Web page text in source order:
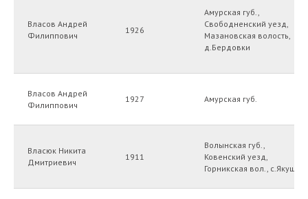
Власов Андрей
Филиппович
1926
Амурская губ.,
Свободненский уезд,
Мазановская волость,
д.Бердовки
Власов Андрей
Филиппович
1927 Амурская губ.
Власюк Никита
Дмитриевич
1911
Волынская губ.,
Ковенский уезд,
Горникская вол., с.Якуш